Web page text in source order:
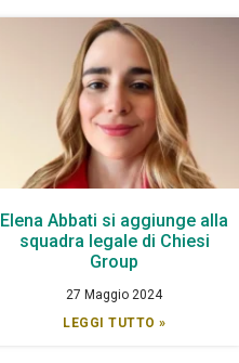
Elena Abbati si aggiunge alla
squadra legale di Chiesi
Group
27 Maggio 2024
LEGGI TUTTO »